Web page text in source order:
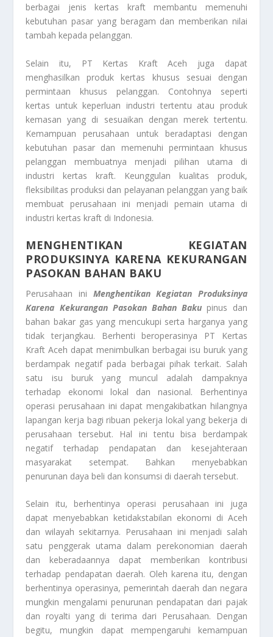
berbagai jenis kertas kraft membantu memenuhi
kebutuhan pasar yang beragam dan memberikan nilai
tambah kepada pelanggan.
Selain itu, PT Kertas Kraft Aceh juga dapat
menghasilkan produk kertas khusus sesuai dengan
permintaan khusus pelanggan. Contohnya seperti
kertas untuk keperluan industri tertentu atau produk
kemasan yang di sesuaikan dengan merek tertentu.
Kemampuan perusahaan untuk beradaptasi dengan
kebutuhan pasar dan memenuhi permintaan khusus
pelanggan membuatnya menjadi pilihan utama di
industri kertas kraft. Keunggulan kualitas produk,
fleksibilitas produksi dan pelayanan pelanggan yang baik
membuat perusahaan ini menjadi pemain utama di
industri kertas kraft di Indonesia.
MENGHENTIKAN KEGIATAN
PRODUKSINYA KARENA KEKURANGAN
PASOKAN BAHAN BAKU
Perusahaan ini Menghentikan Kegiatan Produksinya
Karena Kekurangan Pasokan Bahan Baku pinus dan
bahan bakar gas yang mencukupi serta harganya yang
tidak terjangkau. Berhenti beroperasinya PT Kertas
Kraft Aceh dapat menimbulkan berbagai isu buruk yang
berdampak negatif pada berbagai pihak terkait. Salah
satu isu buruk yang muncul adalah dampaknya
terhadap ekonomi lokal dan nasional. Berhentinya
operasi perusahaan ini dapat mengakibatkan hilangnya
lapangan kerja bagi ribuan pekerja lokal yang bekerja di
perusahaan tersebut. Hal ini tentu bisa berdampak
negatif terhadap pendapatan dan kesejahteraan
masyarakat setempat. Bahkan menyebabkan
penurunan daya beli dan konsumsi di daerah tersebut.
Selain itu, berhentinya operasi perusahaan ini juga
dapat menyebabkan ketidakstabilan ekonomi di Aceh
dan wilayah sekitarnya. Perusahaan ini menjadi salah
satu penggerak utama dalam perekonomian daerah
dan keberadaannya dapat memberikan kontribusi
terhadap pendapatan daerah. Oleh karena itu, dengan
berhentinya operasinya, pemerintah daerah dan negara
mungkin mengalami penurunan pendapatan dari pajak
dan royalti yang di terima dari Perusahaan. Dengan
begitu, mungkin dapat mempengaruhi kemampuan